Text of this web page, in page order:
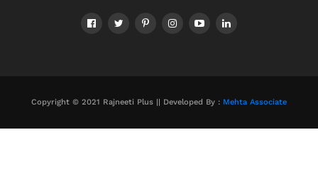
Copyright © 2021 Rajneeti Plus || Developed By : Mehta Associate